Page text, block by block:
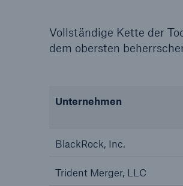
Vollständige Kette der
dem obersten
Unternehmen
BlackRock, Inc.
Trident Merger, LLC